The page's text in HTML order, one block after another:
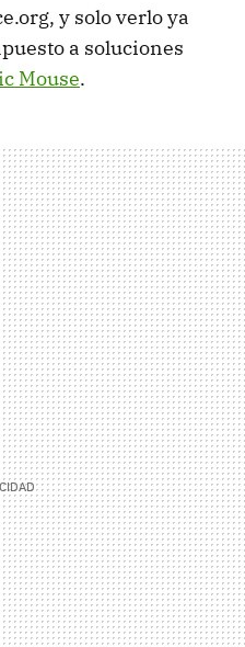
y solo verlo ya
a soluciones
Mouse.